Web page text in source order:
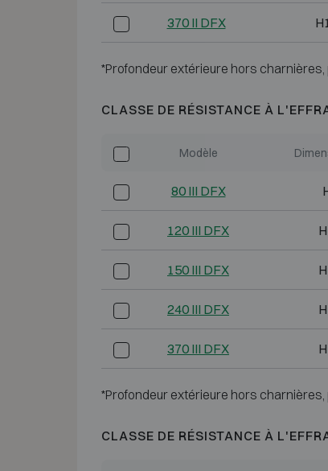
370 II DFX
*Profondeur extérieure hors
CLASSE DE RÉSISTANCE À
Modèle
80 III DFX
120 III DFX
150 III DFX
240 III DFX
370 III DFX
*Profondeur extérieure hors charnières,
CLASSE DE RÉSISTANCE À